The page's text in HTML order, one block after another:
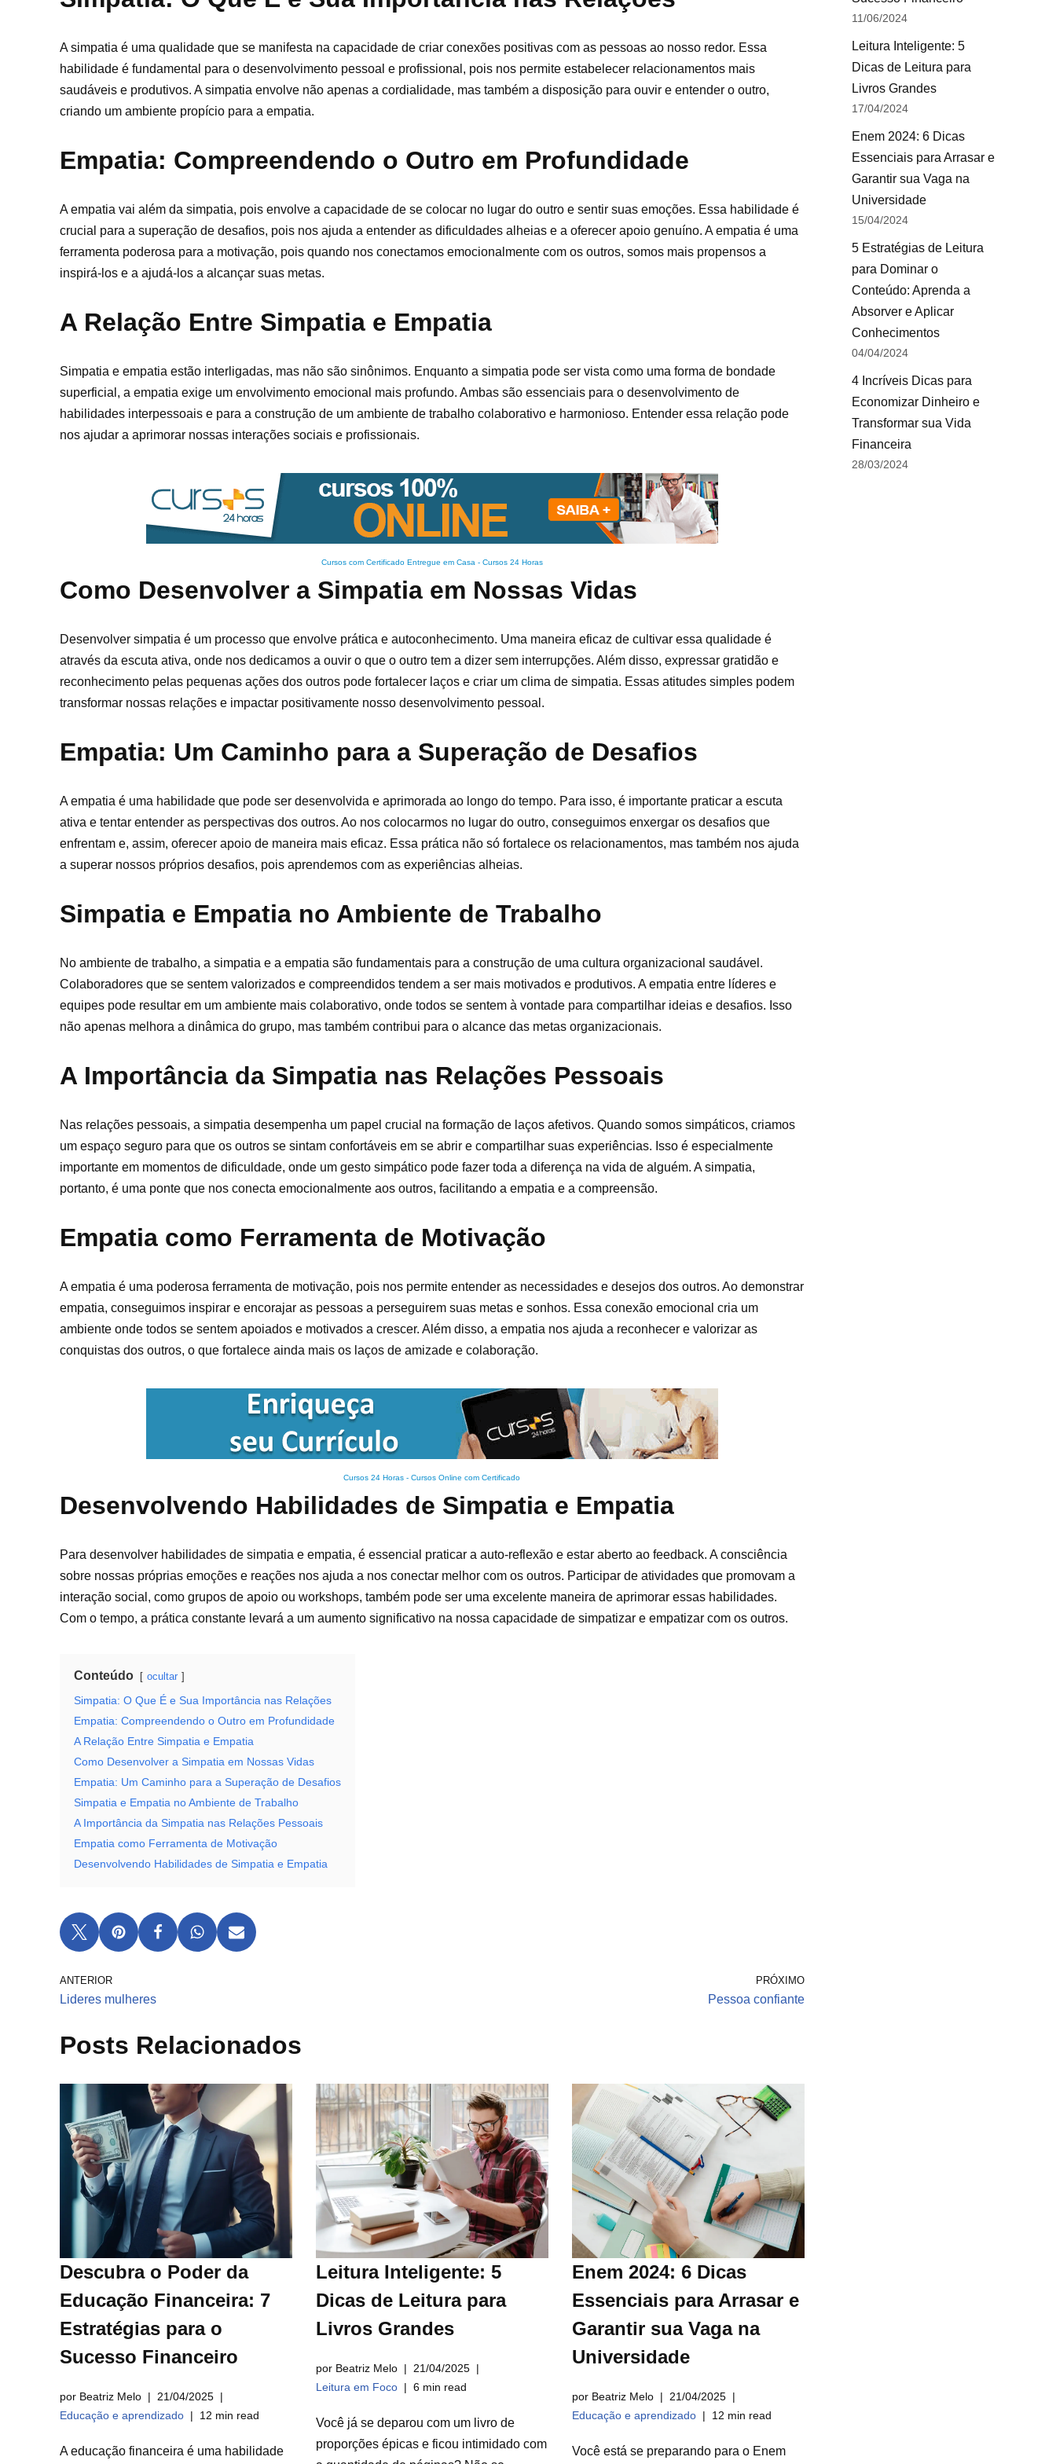
A simpatia é uma qualidade que se manifesta na capacidade de criar conexões positivas com as pessoas ao nosso redor. Essa
habilidade é fundamental para o desenvolvimento pessoal e profissional, pois nos permite estabelecer relacionamentos mais
saudáveis e produtivos. A simpatia envolve não apenas a cordialidade, mas também a disposição para ouvir e entender o outro,
criando um ambiente propício para a empatia.
Empatia: Compreendendo o Outro em Profundidade
A empatia vai além da simpatia, pois envolve a capacidade de se colocar no lugar do outro e sentir suas emoções. Essa habilidade é
crucial para a superação de desafios, pois nos ajuda a entender as dificuldades alheias e a oferecer apoio genuíno. A empatia é uma
ferramenta poderosa para a motivação, pois quando nos conectamos emocionalmente com os outros, somos mais propensos a
inspirá-los e a ajudá-los a alcançar suas metas.
A Relação Entre Simpatia e Empatia
Simpatia e empatia estão interligadas, mas não são sinônimos. Enquanto a simpatia pode ser vista como uma forma de bondade
superficial, a empatia exige um envolvimento emocional mais profundo. Ambas são essenciais para o desenvolvimento de
habilidades interpessoais e para a construção de um ambiente de trabalho colaborativo e harmonioso. Entender essa relação pode
nos ajudar a aprimorar nossas interações sociais e profissionais.
Cursos com Certificado Entregue em Casa - Cursos 24 Horas
Como Desenvolver a Simpatia em Nossas Vidas
Desenvolver simpatia é um processo que envolve prática e autoconhecimento. Uma maneira eficaz de cultivar essa qualidade é
através da escuta ativa, onde nos dedicamos a ouvir o que o outro tem a dizer sem interrupções. Além disso, expressar gratidão e
reconhecimento pelas pequenas ações dos outros pode fortalecer laços e criar um clima de simpatia. Essas atitudes simples podem
transformar nossas relações e impactar positivamente nosso desenvolvimento pessoal.
Empatia: Um Caminho para a Superação de Desafios
A empatia é uma habilidade que pode ser desenvolvida e aprimorada ao longo do tempo. Para isso, é importante praticar a escuta
ativa e tentar entender as perspectivas dos outros. Ao nos colocarmos no lugar do outro, conseguimos enxergar os desafios que
enfrentam e, assim, oferecer apoio de maneira mais eficaz. Essa prática não só fortalece os relacionamentos, mas também nos ajuda
a superar nossos próprios desafios, pois aprendemos com as experiências alheias.
Simpatia e Empatia no Ambiente de Trabalho
No ambiente de trabalho, a simpatia e a empatia são fundamentais para a construção de uma cultura organizacional saudável.
Colaboradores que se sentem valorizados e compreendidos tendem a ser mais motivados e produtivos. A empatia entre líderes e
equipes pode resultar em um ambiente mais colaborativo, onde todos se sentem à vontade para compartilhar ideias e desafios. Isso
não apenas melhora a dinâmica do grupo, mas também contribui para o alcance das metas organizacionais.
A Importância da Simpatia nas Relações Pessoais
Nas relações pessoais, a simpatia desempenha um papel crucial na formação de laços afetivos. Quando somos simpáticos, criamos
um espaço seguro para que os outros se sintam confortáveis em se abrir e compartilhar suas experiências. Isso é especialmente
importante em momentos de dificuldade, onde um gesto simpático pode fazer toda a diferença na vida de alguém. A simpatia,
portanto, é uma ponte que nos conecta emocionalmente aos outros, facilitando a empatia e a compreensão.
Empatia como Ferramenta de Motivação
A empatia é uma poderosa ferramenta de motivação, pois nos permite entender as necessidades e desejos dos outros. Ao demonstrar
empatia, conseguimos inspirar e encorajar as pessoas a perseguirem suas metas e sonhos. Essa conexão emocional cria um
ambiente onde todos se sentem apoiados e motivados a crescer. Além disso, a empatia nos ajuda a reconhecer e valorizar as
conquistas dos outros, o que fortalece ainda mais os laços de amizade e colaboração.
Cursos 24 Horas - Cursos Online com Certificado
Desenvolvendo Habilidades de Simpatia e Empatia
Para desenvolver habilidades de simpatia e empatia, é essencial praticar a auto-reflexão e estar aberto ao feedback. A consciência
sobre nossas próprias emoções e reações nos ajuda a nos conectar melhor com os outros. Participar de atividades que promovam a
interação social, como grupos de apoio ou workshops, também pode ser uma excelente maneira de aprimorar essas habilidades.
Com o tempo, a prática constante levará a um aumento significativo na nossa capacidade de simpatizar e empatizar com os outros.
Conteúdo ocultar
Simpatia: O Que É e Sua Importância nas Relações
Empatia: Compreendendo o Outro em Profundidade
A Relação Entre Simpatia e Empatia
Como Desenvolver a Simpatia em Nossas Vidas
Empatia: Um Caminho para a Superação de Desafios
Simpatia e Empatia no Ambiente de Trabalho
A Importância da Simpatia nas Relações Pessoais
Empatia como Ferramenta de Motivação
Desenvolvendo Habilidades de Simpatia e Empatia
ANTERIOR
Lideres mulheres
PRÓXIMO
Pessoa confiante
Posts Relacionados
Descubra o Poder da
Educação Financeira: 7
Estratégias para o
Sucesso Financeiro
por Beatriz Melo
21/04/2025
Educação e aprendizado
12 min read
A educação financeira é uma habilidade
Leitura Inteligente: 5
Dicas de Leitura para
Livros Grandes
por Beatriz Melo
21/04/2025
Leitura em Foco
6 min read
Você já se deparou com um livro de
proporções épicas e ficou intimidado com
Enem 2024: 6 Dicas
Essenciais para Arrasar e
Garantir sua Vaga na
Universidade
por Beatriz Melo
21/04/2025
Educação e aprendizado
12 min read
Você está se preparando para o Enem
11/06/2024
Leitura Inteligente: 5
Dicas de Leitura para
Livros Grandes
17/04/2024
Enem 2024: 6 Dicas
Essenciais para Arrasar e
Garantir sua Vaga na
Universidade
15/04/2024
5 Estratégias de Leitura
para Dominar o
Conteúdo: Aprenda a
Absorver e Aplicar
Conhecimentos
04/04/2024
4 Incríveis Dicas para
Economizar Dinheiro e
Transformar sua Vida
Financeira
28/03/2024